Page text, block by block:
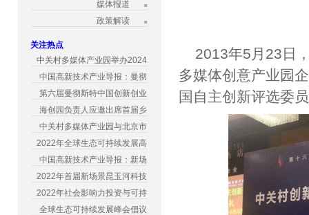
媒体报道
政策解读
关注热点
中关村多媒体产业园举办2024
中国高新技术产业导报：曼彻
第六届曼彻斯特中国创新创业
海创园负责人应邀出席首届乡
中关村多媒体产业园与北京市
2022年全球生态可持续发展高
中国高新技术产业导报：新场
2022年首届新场景昆玉河科技
2022年社会影响力投资与可持
全球生态可持续发展峰会倡议
2013年5月23日
多媒体创意产业园
国自主创新评选委